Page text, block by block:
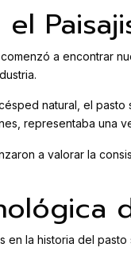
a encontrar
natural, el
representaba una
a valorar la
en la historia del